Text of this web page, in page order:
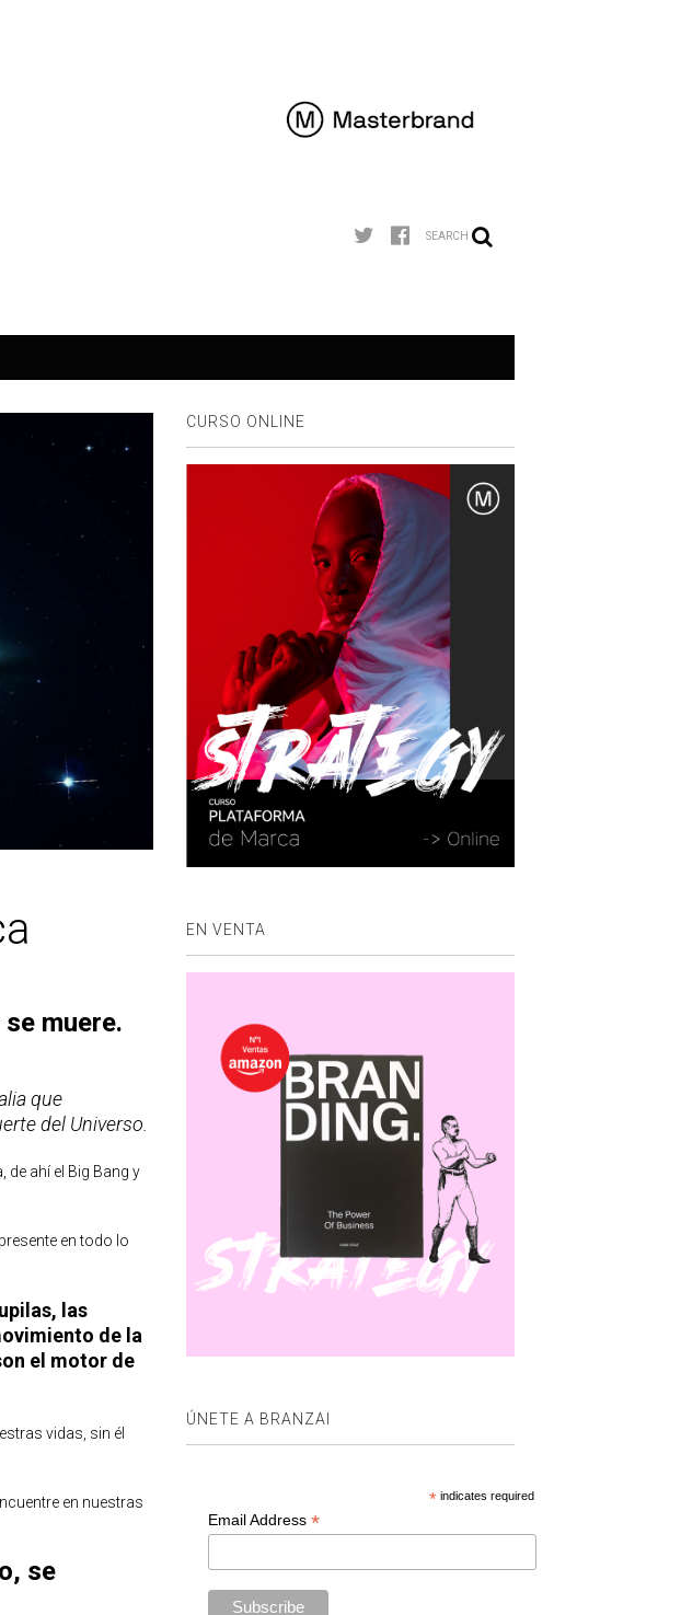
SEARCH
muere.
que
del Universo.
ahí el Big Bang y
en todo lo
las
de la
el motor de
vidas, sin él
en nuestras
se
CURSO ONLINE
EN VENTA
ÚNETE A BRANZAI
*indicates required
Email Address *